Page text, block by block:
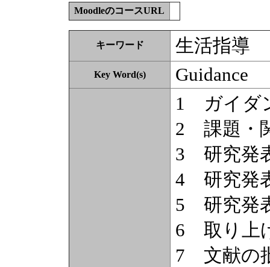
MoodleのコースURL
キーワード 生活指導
Key Word(s) Guidance
1 ガイダ
2 課題・
3 研究発
4 研究発
5 研究発
6 取り上
7 文献の